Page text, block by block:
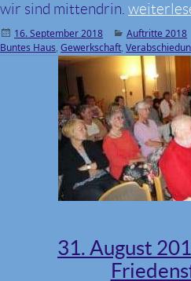
wir sind mittendrin. 14.
Veröffentlicht
am
16. September 2018 Kategorien
Auftritte 2018
Buntes Haus, Gewerkschaft,
31. August